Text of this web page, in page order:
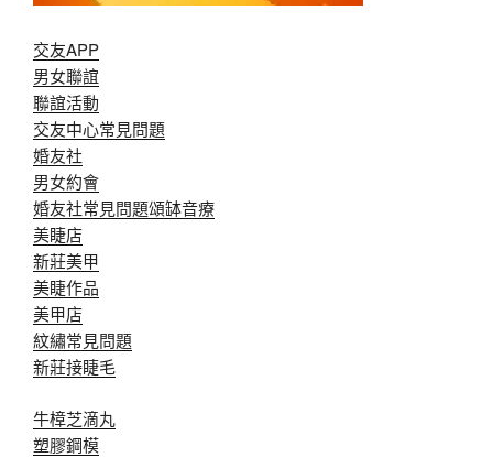
交友APP
男女聯誼
聯誼活動
交友中心常見問題
婚友社
男女約會
婚友社常見問題頌缽音療
美睫店
新莊美甲
美睫作品
美甲店
紋繡常見問題
新莊接睫毛
牛樟芝滴丸
塑膠鋼模